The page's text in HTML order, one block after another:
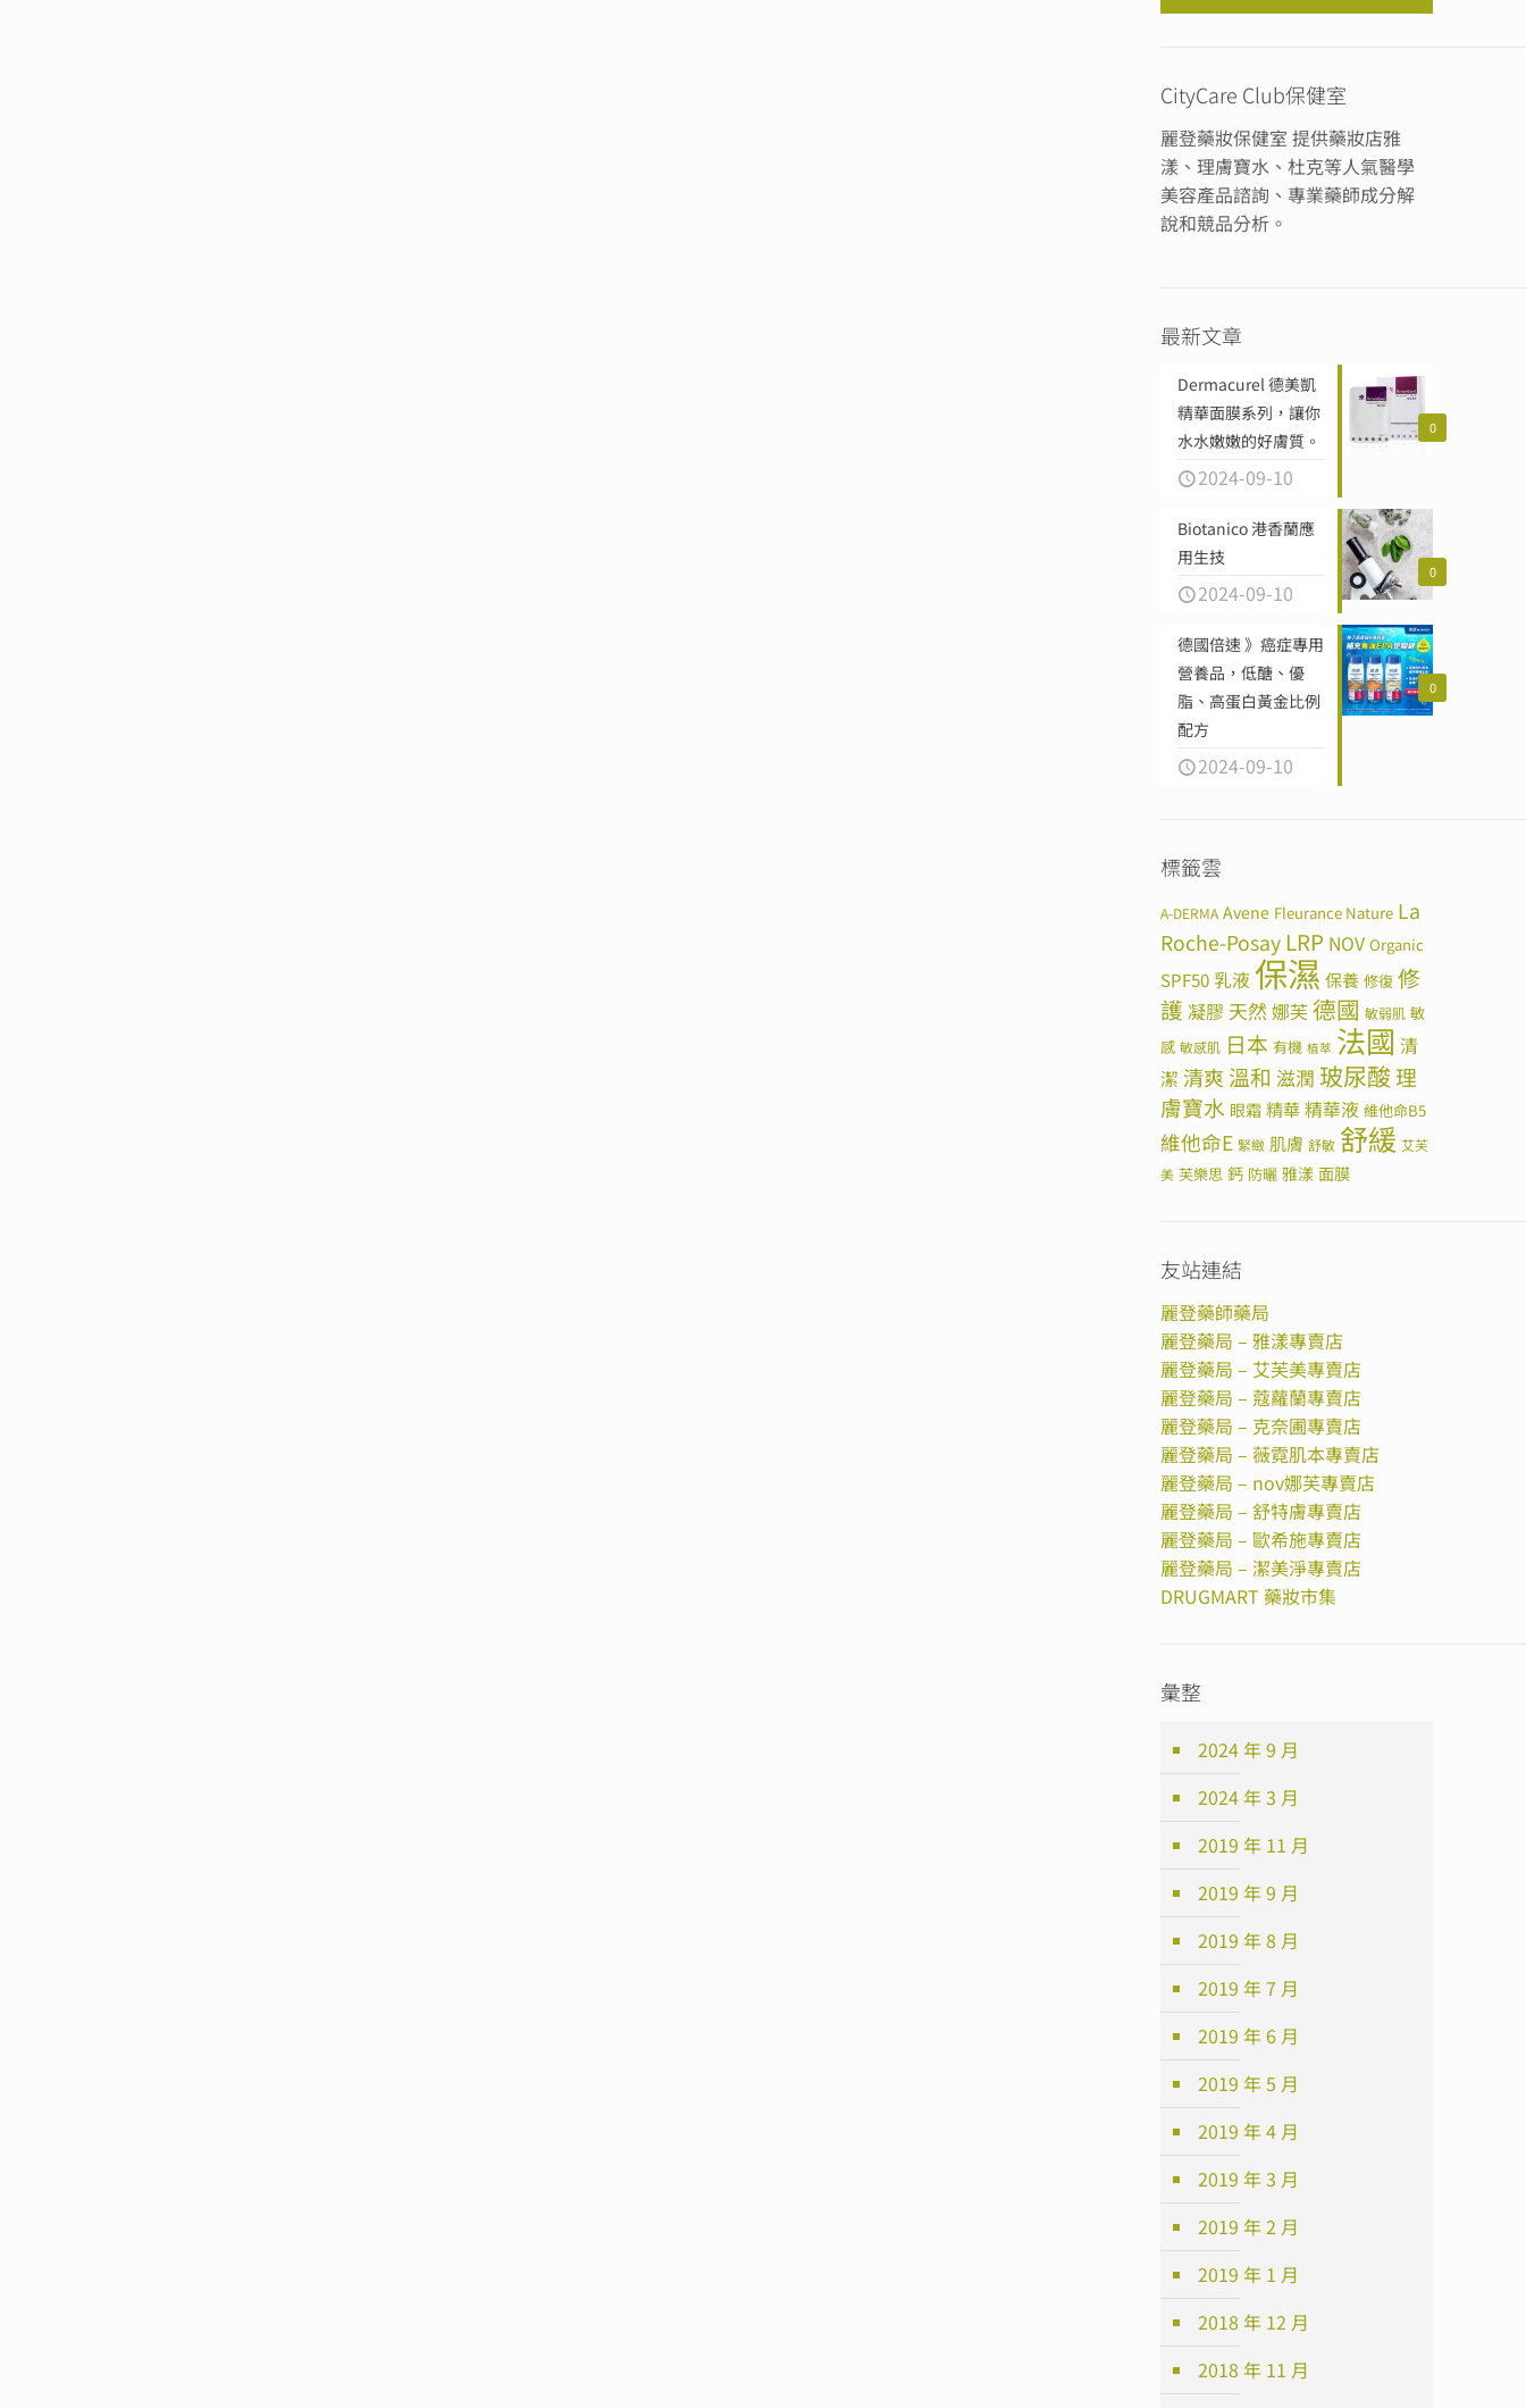
CityCare Club保健室
麗登藥妝保健室 提供藥妝店雅
漾、理膚寶水、杜克等人氣醫學
美容產品諮詢、專業藥師成分解
說和競品分析。
最新文章
0
Dermacurel 德美凱
精華面膜系列，讓你
水水嫩嫩的好膚質。
2024-09-10
0
Biotanico 港香蘭應
用生技
2024-09-10
0
德國倍速 》癌症專用
營養品，低醣、優
脂、高蛋白黃金比例
配方
2024-09-10
標籤雲
A-DERMA Avene Fleurance Nature La
Roche-Posay LRP NOV Organic
SPF50 乳液 保濕 保養 修復 修
護 凝膠 天然 娜芙 德國 敏弱肌 敏
感 敏感肌 日本 有機 植萃 法國 清
潔 清爽 溫和 滋潤 玻尿酸理
膚寶水 眼霜 精華 精華液 維他命B5
維他命E 緊緻 肌膚 舒敏 舒緩 艾芙
美 芙樂思 鈣 防曬 雅漾 面膜
友站連結
麗登藥師藥局
麗登藥局 – 雅漾專賣店
麗登藥局 – 艾芙美專賣店
麗登藥局 – 蔻蘿蘭專賣店
麗登藥局 – 克奈圃專賣店
麗登藥局 – 薇霓肌本專賣店
麗登藥局 – nov娜芙專賣店
麗登藥局 – 舒特膚專賣店
麗登藥局 – 歐希施專賣店
麗登藥局 – 潔美淨專賣店
DRUGMART 藥妝市集
彙整
2024 年 9 月
2024 年 3 月
2019 年 11 月
2019 年 9 月
2019 年 8 月
2019 年 7 月
2019 年 6 月
2019 年 5 月
2019 年 4 月
2019 年 3 月
2019 年 2 月
2019 年 1 月
2018 年 12 月
2018 年 11 月